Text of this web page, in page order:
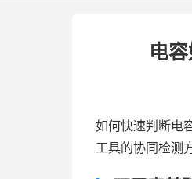
电
如何快速判断电
工具的协同检测